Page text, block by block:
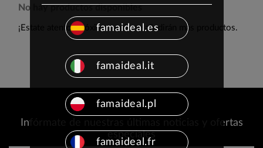
No hay productos disponibles
¡Estate atento! Próximamente se añadirán más productos.
Infórmate de nuestras últimas noticias y ofertas
especiales
famaideal.es
famaideal.it
famaideal.pl
famaideal.fr